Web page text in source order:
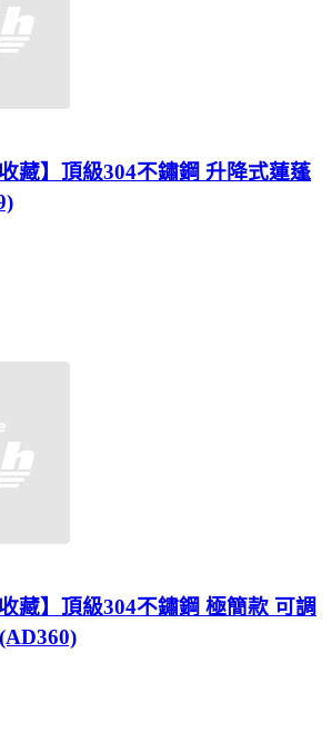
藏】頂級304不鏽鋼 升降式蓮蓬
藏】頂級304不鏽鋼 極簡款 可調